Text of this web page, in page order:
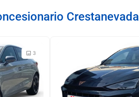
Crestanevada
3